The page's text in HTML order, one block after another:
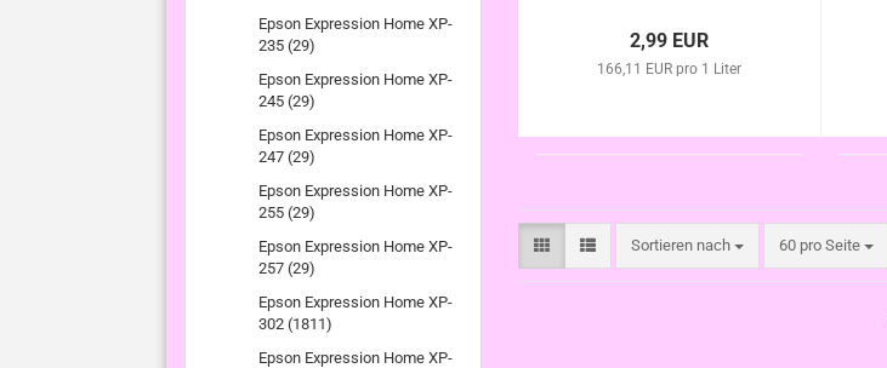
kompatibel
2,99 EUR
166,11 EUR pro 1 Liter
Sortieren nach
Sortieren nach 60 pro Seite
pro Seite
Epson Expression Home XP-
235 (29)
Epson Expression Home XP-
245 (29)
Epson Expression Home XP-
247 (29)
Epson Expression Home XP-
255 (29)
Epson Expression Home XP-
257 (29)
Epson Expression Home XP-
302 (1811)
Epson Expression Home XP-